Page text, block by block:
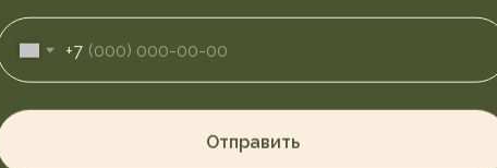
+7
Отправить